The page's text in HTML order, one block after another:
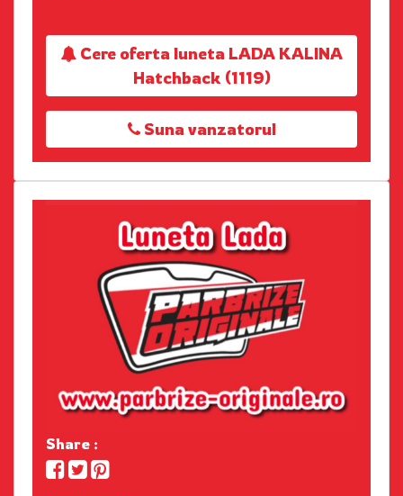
Cere oferta luneta LADA KALINA
Hatchback (1119)
Suna vanzatorul
Share :